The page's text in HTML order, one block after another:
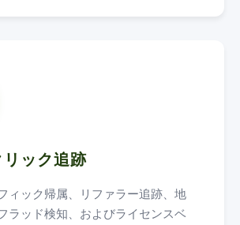
ック追跡
ィック帰属、リファラー追跡、地
ラッド検知、およびライセンスベ